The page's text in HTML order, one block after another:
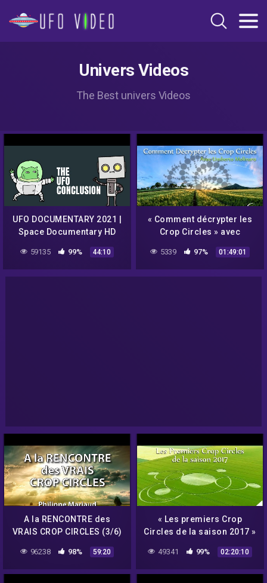
Univers Videos
The Best univers Videos
UFO DOCUMENTARY 2021 |
Space Documentary HD
#firstcontact
59135 99% 44:10
« Comment décrypter les
Crop Circles » avec
NURÉA TV
5339 97% 01:49:01
A la RENCONTRE des
VRAIS CROP CIRCLES (3/6)
96238 98% 59:20
« Les premiers Crop
Circles de la saison 2017 »
NURÉA TV
49341 99% 02:20:10